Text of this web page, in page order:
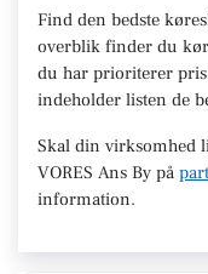
Find den bedste
overblik finder du
du har prioriterer
indeholder listen de
Skal din virksomhed
VORES Ans By på
information.